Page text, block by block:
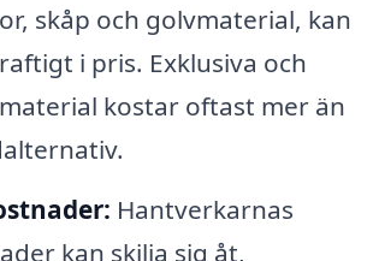
skåp och golvmaterial, kan
i pris. Exklusiva och
kostar oftast mer än
Hantverkarnas
kan skilja sig åt,